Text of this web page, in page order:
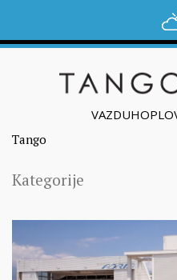
Tango
Kategorije